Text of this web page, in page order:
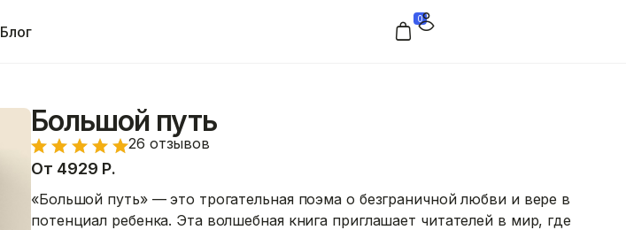
Блог
0
Большой путь
26 отзывов
От 4929 Р.
«Большой путь» — это трогательная поэма о безграничной любви и вере в
потенциал ребенка. Эта волшебная книга приглашает читателей в мир, где